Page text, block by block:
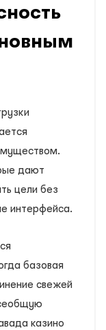
дают
цели без
интерфейса.
базовая
свежей
казино